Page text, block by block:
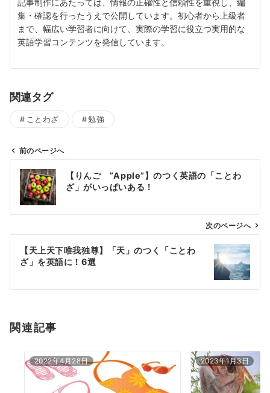
集・確認を行ったうえで公開しています。初心者から上級者
まで、幅広い学習者に向けて、実際の学習に役立つ実用的な
英語学習コンテンツを発信しています。
関連タグ
ことわざ 勉強
ン
前のページへ
【りんご ”Apple”】のつく英語の「ことわ
ざ」がいっぱいある！
次のページへ
【天上天下唯我独尊】「天」のつく「ことわ
ざ」を英語に！6選
関連記事
2022年4月28日 2023年1月3日